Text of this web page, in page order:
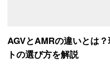
AGVとAMRの違いとは
トの選び方を解説